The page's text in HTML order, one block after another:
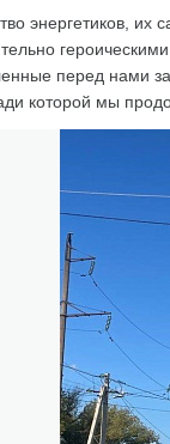
энергетиков, их
перед нами
которой мы